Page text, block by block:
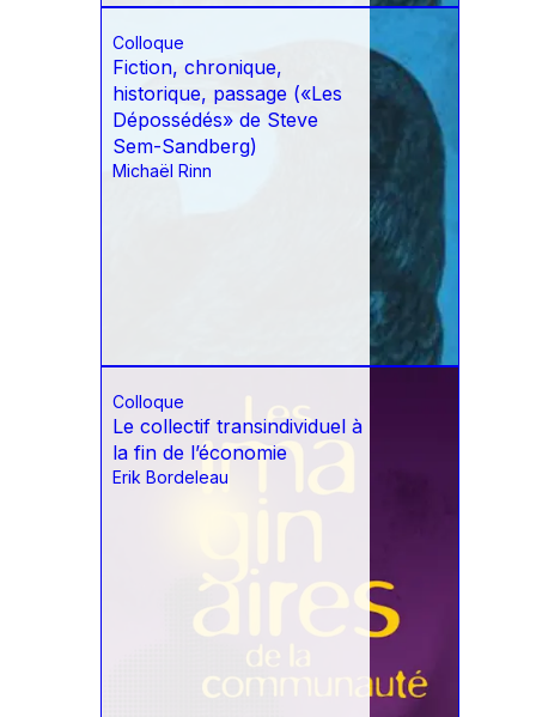
Colloque
Fiction, chronique,
historique, passage («Les
Dépossédés» de Steve
Sem-Sandberg)
Michaël Rinn
Colloque
Le collectif transindividuel à
la fin de l’économie
Erik Bordeleau